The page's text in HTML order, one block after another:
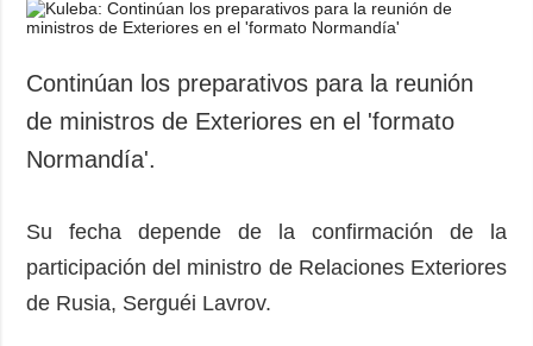
Defensa
Cultura
Deportes
Crimen
emergencias
privacidad y
protección de
ADICIONAL
Podcasts
SERVICIOS
Continúan los preparativos para la reunión
de ministros de Exteriores en el 'formato
Normandía'.
Su fecha depende de la confirmación de la
participación del ministro de Relaciones Exteriores
de Rusia, Serguéi Lavrov.